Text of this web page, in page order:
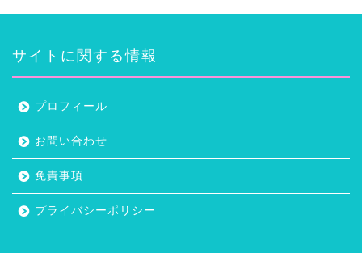
サイトに関する情報
プロフィール
お問い合わせ
免責事項
プライバシーポリシー